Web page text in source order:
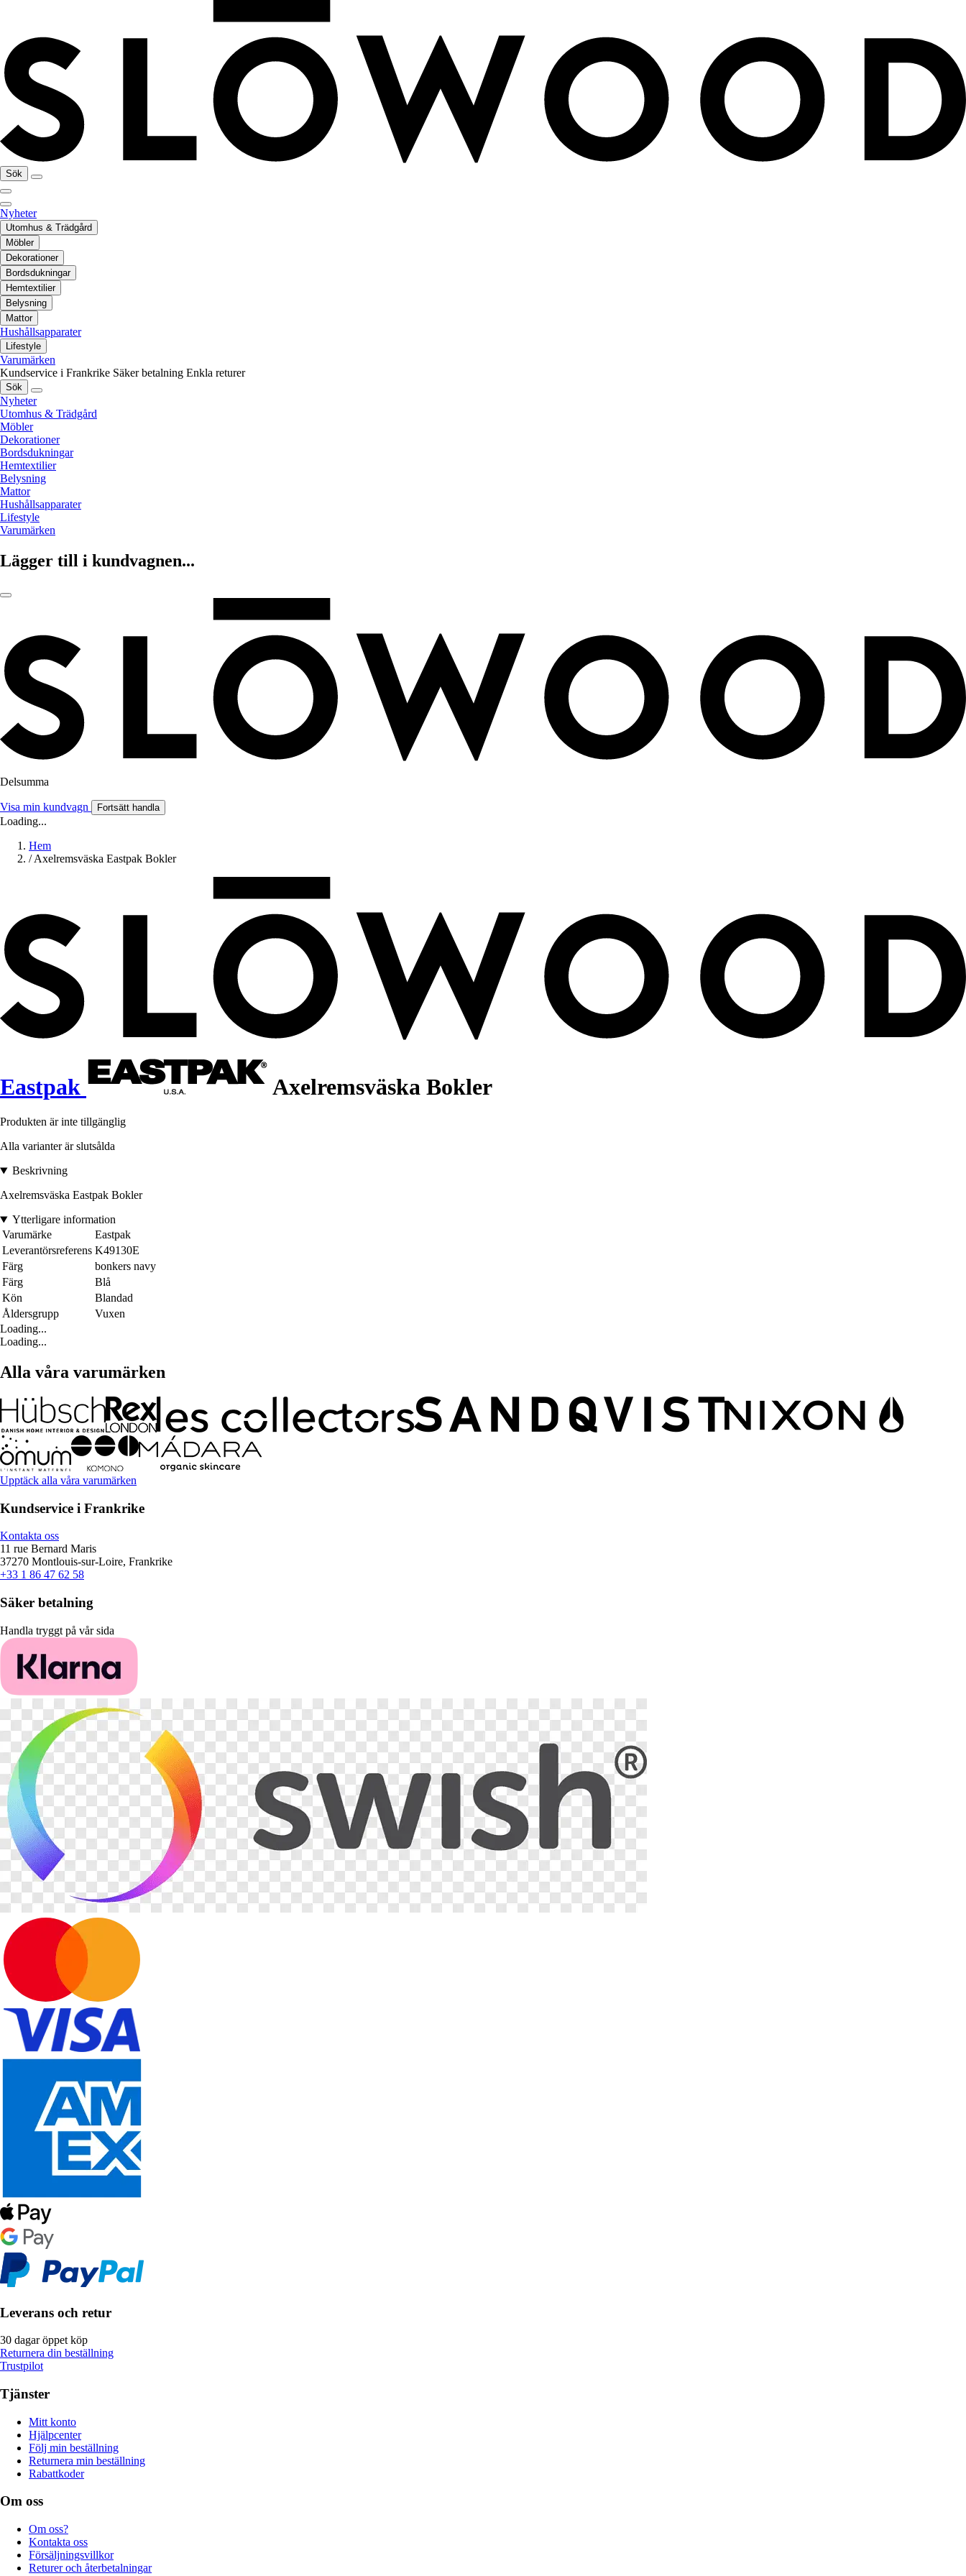
Sök
Nyheter
Utomhus & Trädgård
Möbler
Dekorationer
Bordsdukningar
Hemtextilier
Belysning
Mattor
Hushållsapparater
Lifestyle
Varumärken
Kundservice i Frankrike Säker betalning Enkla returer
Sök
Nyheter
Utomhus & Trädgård
Möbler
Dekorationer
Bordsdukningar
Hemtextilier
Belysning
Mattor
Hushållsapparater
Lifestyle
Varumärken
Lägger till i kundvagnen...
Delsumma
Visa min kundvagn Fortsätt handla
Loading...
Hem
/ Axelremsväska Eastpak Bokler
Eastpak Axelremsväska Bokler
Produkten är inte tillgänglig
Alla varianter är slutsålda
Beskrivning
Axelremsväska Eastpak Bokler
Ytterligare information
Varumärke
Eastpak
Leverantörsreferens K49130E
Färg
bonkers navy
Färg
Blå
Kön
Blandad
Åldersgrupp
Vuxen
Loading...
Loading...
Alla våra varumärken
Upptäck alla våra varumärken
Kundservice i Frankrike
Kontakta oss
11 rue Bernard Maris
37270 Montlouis-sur-Loire, Frankrike
+33 1 86 47 62 58
Säker betalning
Handla tryggt på vår sida
Leverans och retur
30 dagar öppet köp
Returnera din beställning
Trustpilot
Tjänster
Mitt konto
Hjälpcenter
Följ min beställning
Returnera min beställning
Rabattkoder
Om oss
Om oss?
Kontakta oss
Försäljningsvillkor
Returer och återbetalningar